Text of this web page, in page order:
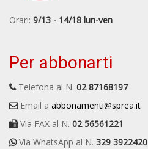
Orari: 9/13 - 14/18 lun-ven
Per abbonarti
Telefona al N. 02 87168197
Email a abbonamenti@sprea.it
Via FAX al N. 02 56561221
Via WhatsApp al N. 329 3922420